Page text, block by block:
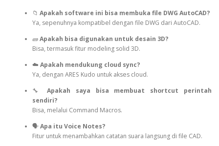
📁 Apakah software ini bisa membuka file DWG AutoCAD?
Ya, sepenuhnya kompatibel dengan file DWG dari AutoCAD.
🧱Apakah bisa digunakan untuk desain 3D?
Bisa, termasuk fitur modeling solid 3D.
☁️ Apakah mendukung cloud sync?
Ya, dengan ARES Kudo untuk akses cloud.
🔧Apakah saya bisa membuat shortcut perintah
sendiri?
Bisa, melalui Command Macros.
🗣️Apa itu Voice Notes?
Fitur untuk menambahkan catatan suara langsung di file CAD.